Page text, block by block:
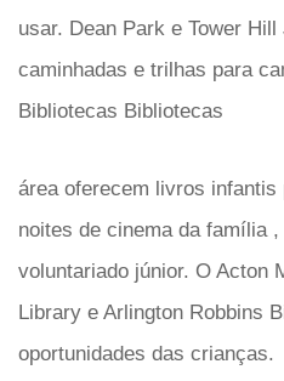
usar. Dean Park e Tower
caminhadas e trilhas para
Bibliotecas Bibliotecas
área oferecem livros
noites de cinema da família
voluntariado júnior. O Acton
Library e Arlington Robbins
oportunidades das crianças.